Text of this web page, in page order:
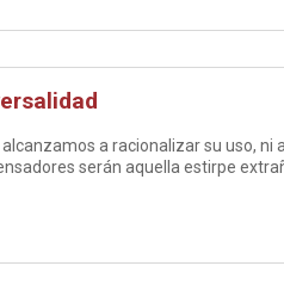
a racionalizar su uso, ni
serán aquella estirpe